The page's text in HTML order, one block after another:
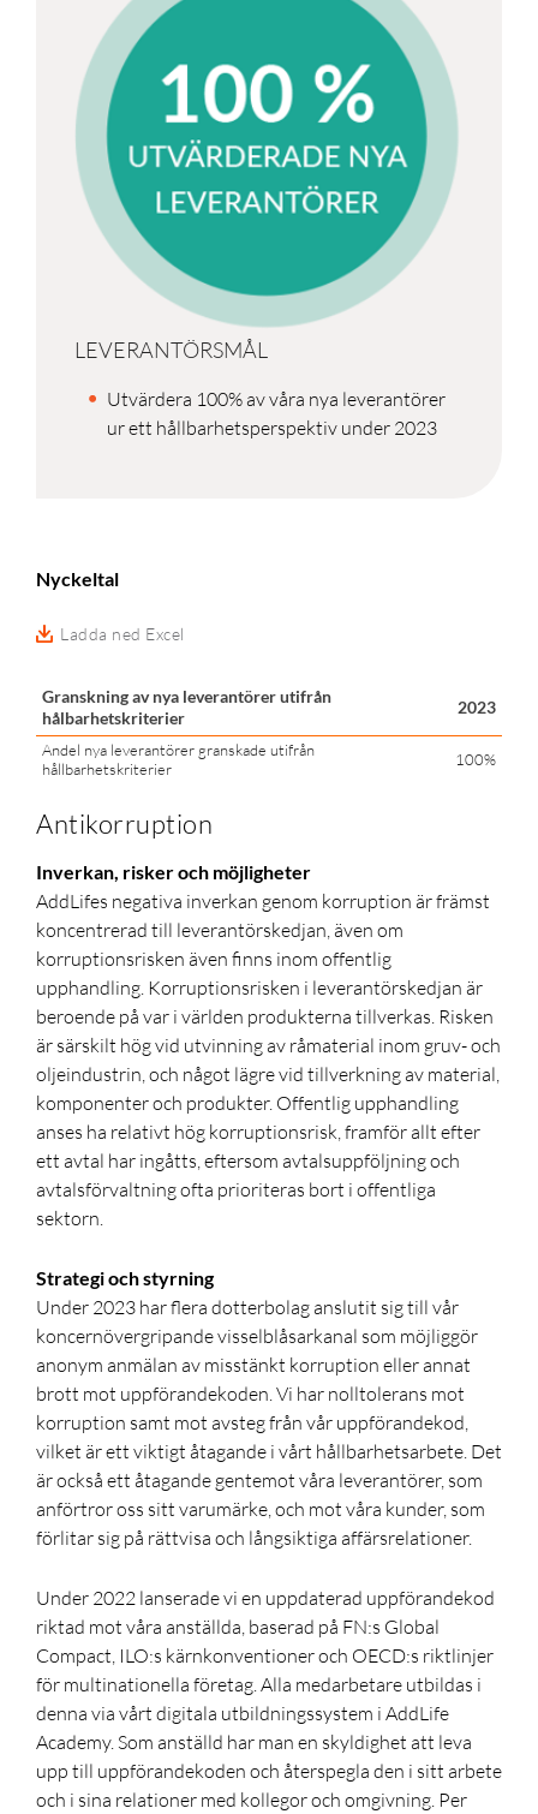
LEVERANTÖRSMÅL
Utvärdera 100% av våra nya leverantörer
ur ett hållbarhetsperspektiv under 2023
Nyckeltal
Ladda ned Excel
Granskning av nya leverantörer utifrån
hålbarhetskriterier
2023
Andel nya leverantörer granskade utifrån
hållbarhetskriterier
100%
Antikorruption
Inverkan, risker och möjligheter
AddLifes negativa inverkan genom korruption är främst
koncentrerad till leverantörskedjan, även om
korruptionsrisken även finns inom offentlig
upphandling. Korruptionsrisken i leverantörskedjan är
beroende på var i världen produkterna tillverkas. Risken
är särskilt hög vid utvinning av råmaterial inom gruv- och
oljeindustrin, och något lägre vid tillverkning av material,
komponenter och produkter. Offentlig upphandling
anses ha relativt hög korruptionsrisk, framför allt efter
ett avtal har ingåtts, eftersom avtalsuppföljning och
avtalsförvaltning ofta prioriteras bort i offentliga
sektorn.
Strategi och styrning
Under 2023 har flera dotterbolag anslutit sig till vår
koncernövergripande visselblåsarkanal som möjliggör
anonym anmälan av misstänkt korruption eller annat
brott mot uppförandekoden. Vi har nolltolerans mot
korruption samt mot avsteg från vår uppförandekod,
vilket är ett viktigt åtagande i vårt hållbarhetsarbete. Det
är också ett åtagande gentemot våra leverantörer, som
anförtror oss sitt varumärke, och mot våra kunder, som
förlitar sig på rättvisa och långsiktiga affärsrelationer.
Under 2022 lanserade vi en uppdaterad uppförandekod
riktad mot våra anställda, baserad på FN:s Global
Compact, ILO:s kärnkonventioner och OECD:s riktlinjer
för multinationella företag. Alla medarbetare utbildas i
denna via vårt digitala utbildningssystem i AddLife
Academy. Som anställd har man en skyldighet att leva
upp till uppförandekoden och återspegla den i sitt arbete
och i sina relationer med kollegor och omgivning. Per